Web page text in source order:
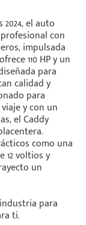
2024, el auto
con
impulsada
110 HP y un
para
calidad y
para
y con un
el Caddy
como una
12 voltios y
un
para
ti.